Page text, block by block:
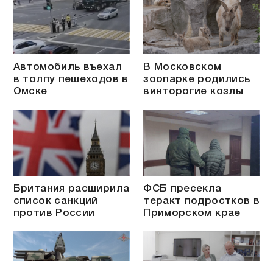
Автомобиль въехал
в толпу пешеходов в
Омске
В Московском
зоопарке родились
винторогие козлы
Британия расширила
список санкций
против России
ФСБ пресекла
теракт подростков в
Приморском крае